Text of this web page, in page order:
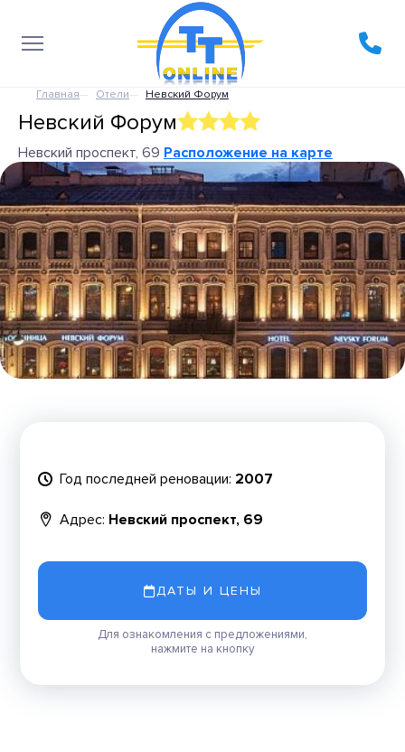
Главная Отели Невский Форум
Невский Форум
Невский проспект, 69 Расположение на карте
Год последней реновации: 2007
Адрес: Невский проспект, 69
ДАТЫ И ЦЕНЫ
Для ознакомления с предложениями,
нажмите на кнопку